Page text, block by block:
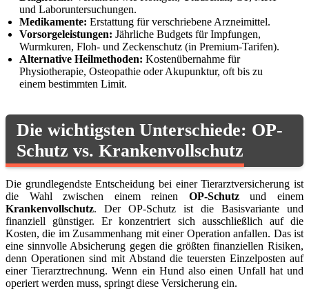
und Laboruntersuchungen.
Medikamente: Erstattung für verschriebene Arzneimittel.
Vorsorgeleistungen: Jährliche Budgets für Impfungen,
Wurmkuren, Floh- und Zeckenschutz (in Premium-Tarifen).
Alternative Heilmethoden: Kostenübernahme für
Physiotherapie, Osteopathie oder Akupunktur, oft bis zu
einem bestimmten Limit.
Die wichtigsten Unterschiede: OP-
Schutz vs. Krankenvollschutz
Die grundlegendste Entscheidung bei einer Tierarztversicherung ist
die Wahl zwischen einem reinen OP-Schutzund einem
Krankenvollschutz. Der OP-Schutz ist die Basisvariante und
finanziell günstiger. Er konzentriert sich ausschließlich auf die
Kosten, die im Zusammenhang mit einer Operation anfallen. Das ist
eine sinnvolle Absicherung gegen die größten finanziellen Risiken,
denn Operationen sind mit Abstand die teuersten Einzelposten auf
einer Tierarztrechnung. Wenn ein Hund also einen Unfall hat und
operiert werden muss, springt diese Versicherung ein.